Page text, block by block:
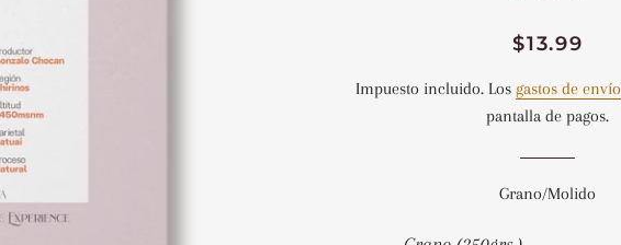
Precio
Precio
venta
$13.99
Impuesto incluido. Los gastos de envío
pantalla de pagos.
Grano/Molido